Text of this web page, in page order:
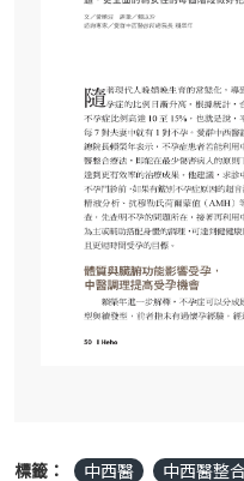
標籤： 中西醫 中西醫整